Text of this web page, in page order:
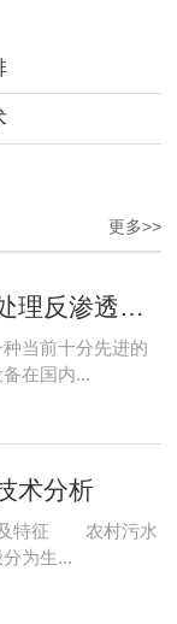
更多>>
常规工业污水处理反渗透水处理方法
当前十分先进的
在国内...
术分析
及特征 农村污水
为生...